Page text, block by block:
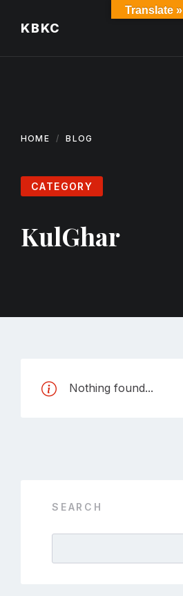
content
main
footerKBKC
HOME BLOG
CATEGORY
KulGhar
Nothing found...
SEARCH
Translate »